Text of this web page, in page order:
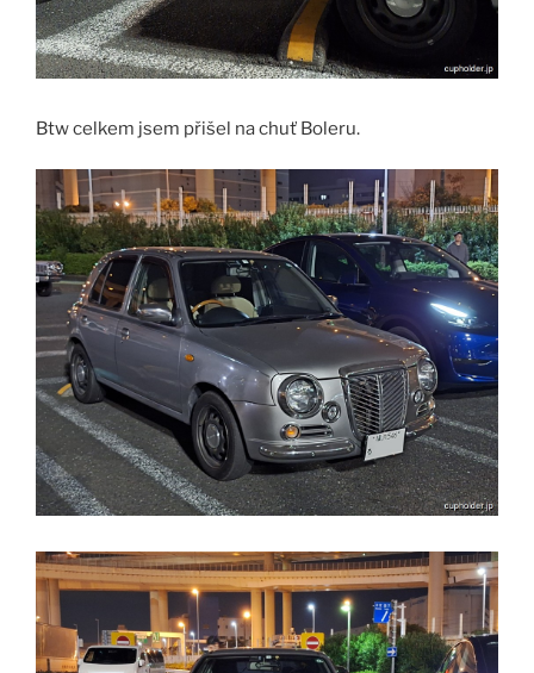
Btw celkem jsem přišel na chuť Boleru.